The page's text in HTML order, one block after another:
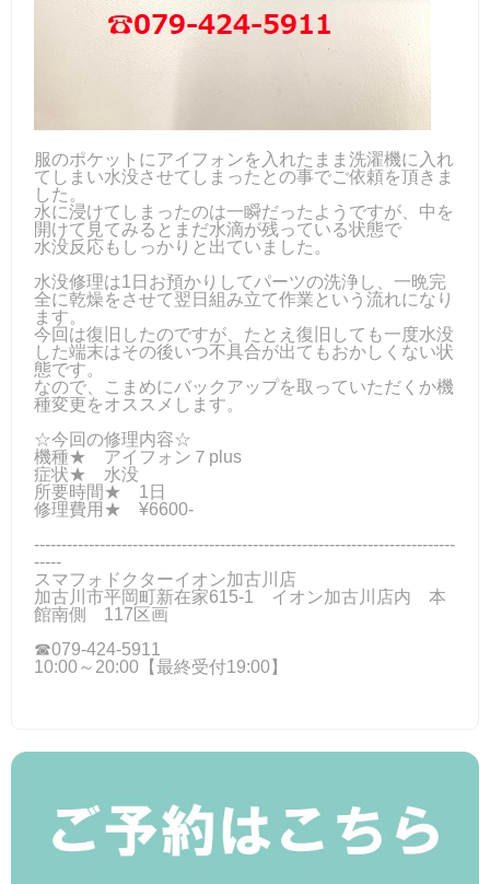
服のポケットにアイフォンを入れたまま洗濯機に入れ
てしまい水没させてしまったとの事でご依頼を頂きま
した。
水に浸けてしまったのは一瞬だったようですが、中を
開けて見てみるとまだ水滴が残っている状態で
水没反応もしっかりと出ていました。
水没修理は1日お預かりしてパーツの洗浄し、一晩完
全に乾燥をさせて翌日組み立て作業という流れになり
ます。
今回は復旧したのですが、たとえ復旧しても一度水没
した端末はその後いつ不具合が出てもおかしくない状
態です。
なので、こまめにバックアップを取っていただくか機
種変更をオススメします。
☆今回の修理内容☆
機種★ アイフォン７plus
症状★ 水没
所要時間★ 1日
修理費用★ ¥6600-
-----------------------------------------------------------------------------
-----
スマフォドクターイオン加古川店
加古川市平岡町新在家615-1 イオン加古川店内 本
館南側 117区画
☎079-424‐5911
10:00～20:00【最終受付19:00】